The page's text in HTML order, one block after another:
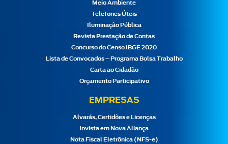
Meio Ambiente
Telefones Úteis
Iluminação Pública
Revista Prestação de Contas
Concurso do Censo IBGE 2020
Lista de Convocados – Programa Bolsa Trabalho
Carta ao Cidadão
Orçamento Participativo
EMPRESAS
Alvarás, Certidões e Licenças
Invista em Nova Aliança
Nota Fiscal Eletrônica (NFS-e)